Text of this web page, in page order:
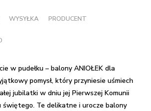
WYSYŁKA PRODUCENT
w pudełku – balony ANIOŁEK dla
pomysł, który przyniesie uśmiech
jubilatki w dniu jej Pierwszej Komunii
Te delikatne i urocze balony